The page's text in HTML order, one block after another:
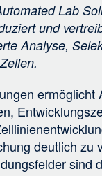
Lab
und
Analyse,
ermöglicht
deutlich zu
sind